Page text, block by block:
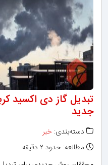
تبدیل گاز دی اکسید
جدید
دسته‌بندی: خبر
مطالعه: حدود ۲ دقیقه